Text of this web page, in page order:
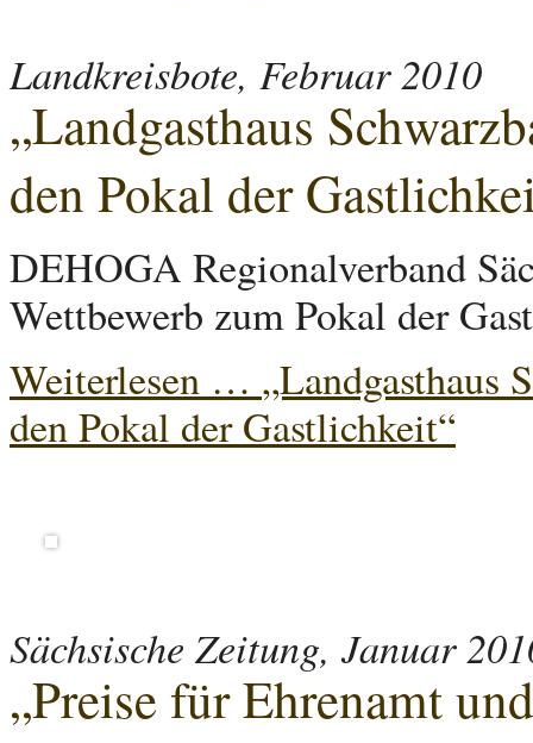
Landkreisbote, Februar 2010
„Landgasthaus
den Pokal der
DEHOGA Regionalverband
Wettbewerb zum Pokal der
Weiterlesen … „Landgasthaus
den Pokal der Gastlichkeit“
Sächsische Zeitung, Januar
„Preise für Ehrenamt